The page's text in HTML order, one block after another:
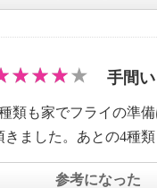
手間い
類も家でフライの準
きました。あとの4種類
参考になった